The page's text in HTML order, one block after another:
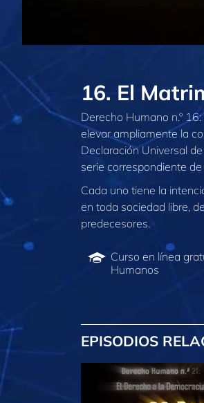
16. El
Derecho Humano n.º
elevar ampliamente la
Declaración Universal
serie correspondiente
Cada uno tiene la
en toda sociedad libre,
predecesores.
Curso en línea
Humanos
EPISODIOS